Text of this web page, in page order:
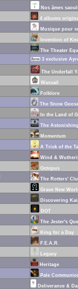
Nos âmes
4 albums
Musique pour
Invention of
The Theater
3 exclusive
The Underfall
Wassail
Folklore
The Snow
In the Land of
The
Momentum
A Trick of the
Wind &
Octopus
The Rotters'
Grave New
Discovering
DOT
The Jester's
King for a Day
F.E.A.R.
Legacy
Heritage
Pale
Deliverance &